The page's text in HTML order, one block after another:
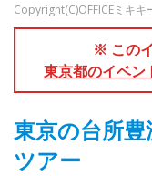
Copyright(C)OFFICEミキ
※ この
東京都のイベン
東京の台所
ツアー